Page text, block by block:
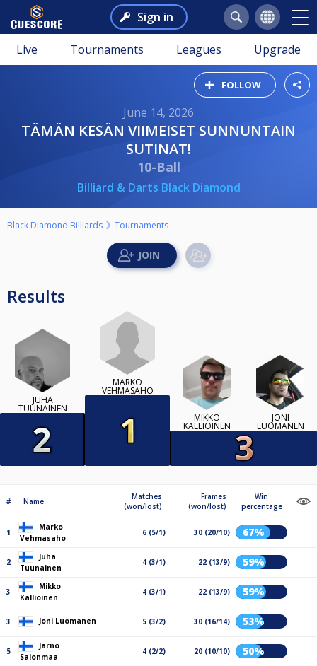
Sign in
Live Tournaments Leagues Upgrade
FOLLOW
June 14, 2026
TÄMÄN KESÄN VIIMEISET SUNNUNTAIN
SUTINAT!
10-Ball
Billiard & Darts Black Diamond
Black Diamond Billiards Tournaments
Results
JUHA
TUUNAINEN
MARKO
VEHMASAHO
MIKKO
KALLIOINEN
JONI
LUOMANEN
# Name
Matches
(won/lost)
Frames
(won/lost)
Win
percentage
1
Marko
Vehmasaho
6 (5/1) 30 (20/10) 67%
2
Juha
Tuunainen
4 (3/1) 22 (13/9) 59%
3
Mikko
Kallioinen
4 (3/1) 22 (13/9) 59%
3 Joni Luomanen 5 (3/2) 30 (16/14) 53%
5
Jarno
Salonmaa
4 (2/2) 20 (10/10) 50%